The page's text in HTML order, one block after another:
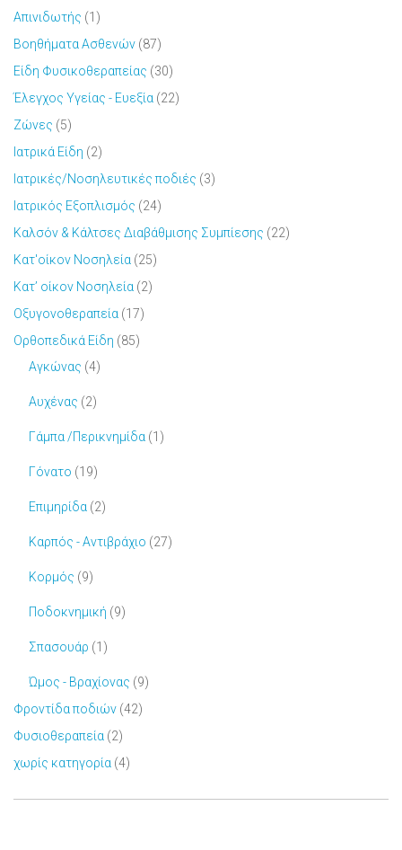
Απινιδωτής (1)
Βοηθήματα Ασθενών (87)
Είδη Φυσικοθεραπείας (30)
Έλεγχος Υγείας - Ευεξία (22)
Ζώνες (5)
Ιατρικά Είδη (2)
Ιατρικές/Νοσηλευτικές ποδιές (3)
Ιατρικός Εξοπλισμός (24)
Καλσόν & Κάλτσες Διαβάθμισης Συμπίεσης (22)
Κατ'οίκον Νοσηλεία (25)
Κατ’ οίκον Νοσηλεία (2)
Οξυγονοθεραπεία (17)
Ορθοπεδικά Είδη (85)
Αγκώνας (4)
Αυχένας (2)
Γάμπα /Περικνημίδα (1)
Γόνατο (19)
Επιμηρίδα (2)
Καρπός - Αντιβράχιο (27)
Κορμός (9)
Ποδοκνημική (9)
Σπασουάρ (1)
Ώμος - Βραχίονας (9)
Φροντίδα ποδιών (42)
Φυσιοθεραπεία (2)
χωρίς κατηγορία (4)